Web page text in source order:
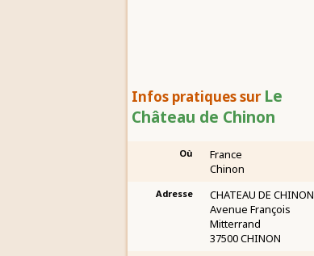
Infos pratiques sur Le
Château de Chinon
Où
France
Chinon
Adresse
CHATEAU DE CHINON
Avenue François
Mitterrand
37500 CHINON